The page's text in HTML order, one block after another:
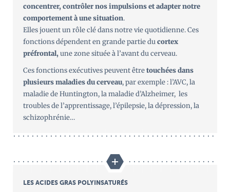
concentrer, contrôler nos impulsions et adapter notre
comportement à une situation.
Elles jouent un rôle clé dans notre vie quotidienne. Ces
fonctions dépendent en grande partie ducortex
préfrontal,une zone située à l’avant du cerveau.
Ces fonctions exécutives peuvent êtretouchées dans
plusieurs maladies du cerveau, par exemple : l’AVC, la
maladie de Huntington, la maladie d’Alzheimer, les
troubles de l’apprentissage, l’épilepsie, la dépression, la
schizophrénie…
LES ACIDES GRAS POLYINSATURÉS